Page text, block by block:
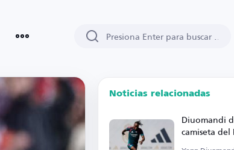
Noticias relacionadas
Diuomandi
camiseta